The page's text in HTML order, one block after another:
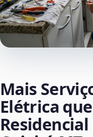
Mais
Elétrica